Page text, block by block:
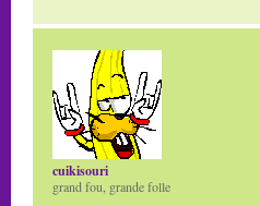
cuikisouri
grand fou, grande folle